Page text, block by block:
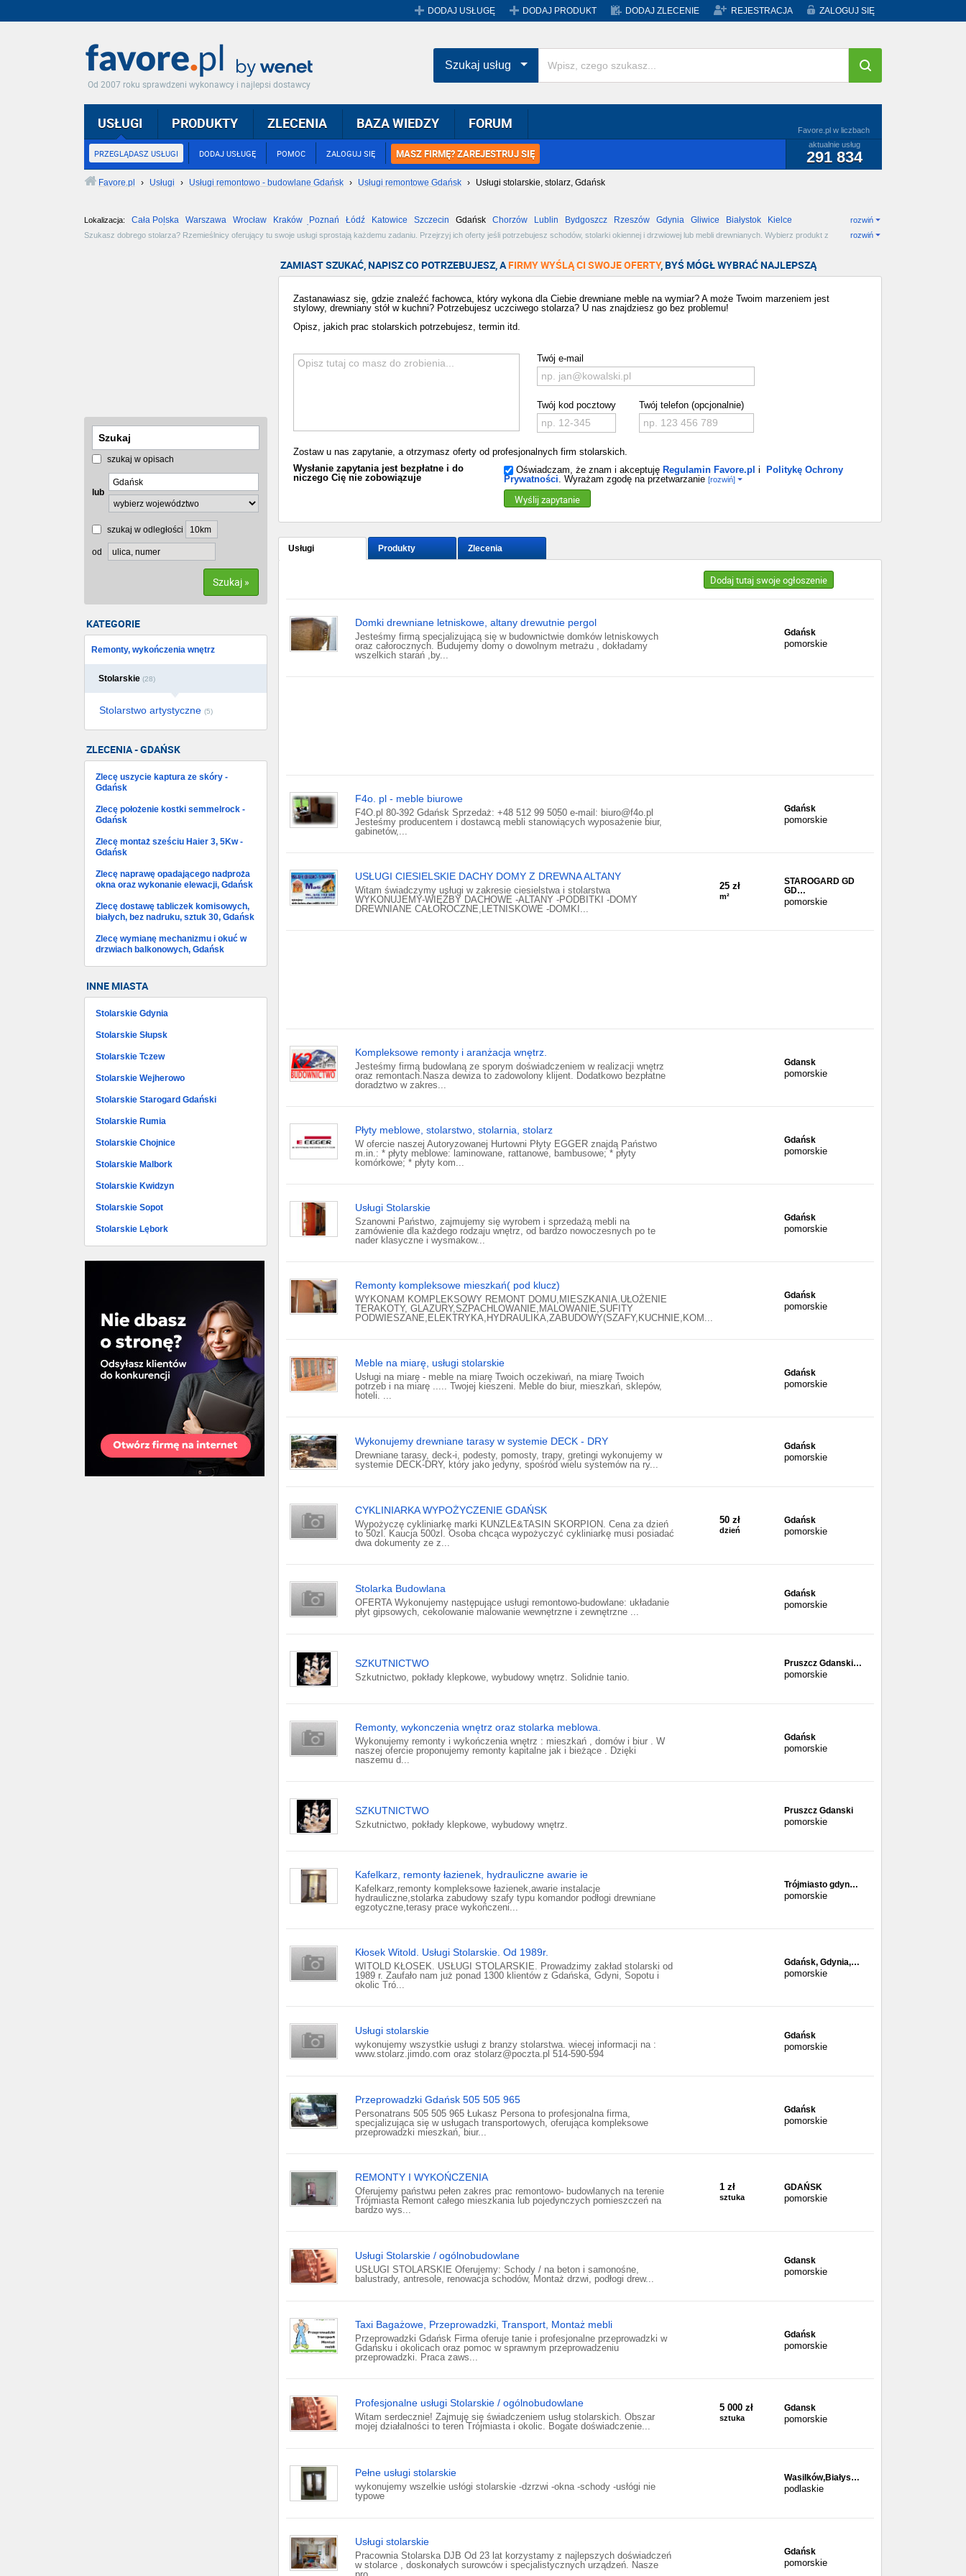
DODAJ USŁUGĘ DODAJ PRODUKT DODAJ ZLECENIE REJESTRACJA ZALOGUJ SIĘ
Od 2007 roku sprawdzeni wykonawcy i najlepsi dostawcy
USŁUGI
PRZEGLĄDASZ USŁUGI DODAJ USŁUGĘ POMOC ZALOGUJ SIĘ MASZ FIRMĘ? ZAREJESTRUJ SIĘ
Favore.pl w liczbach
aktualnie usług
291 834
PRODUKTY ZLECENIA BAZA WIEDZY FORUM
Szukaj usług
Favore.pl › Usługi › Usługi remontowo - budowlane Gdańsk › Usługi remontowe Gdańsk › Usługi stolarskie, stolarz, Gdańsk
Lokalizacja: Cała Polska Warszawa Wrocław Kraków Poznań Łódź Katowice Szczecin Gdańsk Chorzów Lublin Bydgoszcz Rzeszów Gdynia Gliwice Białystok
Kielce
rozwiń
Szukasz dobrego stolarza? Rzemieślnicy oferujący tu swoje usługi sprostają każdemu zadaniu. Przejrzyj ich oferty jeśli potrzebujesz schodów, stolarki okiennej i drzwiowej lub mebli drewnianych. Wybierz produkt z
rozwiń
szukaj w opisach
lub
szukaj w odległości
od
Szukaj »
KATEGORIE
Remonty, wykończenia wnętrz
Stolarskie (28)
Stolarstwo artystyczne (5)
ZLECENIA - GDAŃSK
Zlecę uszycie kaptura ze skóry -
Gdańsk
Zlecę położenie kostki semmelrock -
Gdańsk
Zlecę montaż sześciu Haier 3, 5Kw -
Gdańsk
Zlecę naprawę opadającego nadproża
okna oraz wykonanie elewacji, Gdańsk
Zlecę dostawę tabliczek komisowych,
białych, bez nadruku, sztuk 30, Gdańsk
Zlecę wymianę mechanizmu i okuć w
drzwiach balkonowych, Gdańsk
INNE MIASTA
Stolarskie Gdynia
Stolarskie Słupsk
Stolarskie Tczew
Stolarskie Wejherowo
Stolarskie Starogard Gdański
Stolarskie Rumia
Stolarskie Chojnice
Stolarskie Malbork
Stolarskie Kwidzyn
Stolarskie Sopot
Stolarskie Lębork
ZAMIAST SZUKAĆ, NAPISZ CO POTRZEBUJESZ, AFIRMY WYŚLĄ CI SWOJE OFERTY, BYŚ MÓGŁ WYBRAĆ NAJLEPSZĄ
Zastanawiasz się, gdzie znaleźć fachowca, który wykona dla Ciebie drewniane meble na wymiar? A może Twoim marzeniem jest
stylowy, drewniany stół w kuchni? Potrzebujesz uczciwego stolarza? U nas znajdziesz go bez problemu!
Opisz, jakich prac stolarskich potrzebujesz, termin itd.
Twój e-mail
Twój kod pocztowy Twój telefon (opcjonalnie)
Zostaw u nas zapytanie, a otrzymasz oferty od profesjonalnych firm stolarskich.
Wysłanie zapytania jest bezpłatne i do
niczego Cię nie zobowiązuje
Oświadczam, że znam i akceptuję Regulamin Favore.pl i
Politykę Ochrony
Prywatności. Wyrażam zgodę na przetwarzanie [rozwiń]
Wyślij zapytanie
Usługi Produkty Zlecenia
Dodaj tutaj swoje ogłoszenie
Domki drewniane letniskowe, altany drewutnie pergol
Jesteśmy firmą specjalizującą się w budownictwie domków letniskowych
oraz całorocznych. Budujemy domy o dowolnym metrażu , dokładamy
wszelkich starań ,by...
Gdańsk
pomorskie
F4o. pl - meble biurowe
F4O.pl 80-392 Gdańsk Sprzedaż: +48 512 99 5050 e-mail: biuro@f4o.pl
Jesteśmy producentem i dostawcą mebli stanowiących wyposażenie biur,
gabinetów,...
Gdańsk
pomorskie
USŁUGI CIESIELSKIE DACHY DOMY Z DREWNA ALTANY
Witam świadczymy usługi w zakresie ciesielstwa i stolarstwa
WYKONUJEMY-WIĘŹBY DACHOWE -ALTANY -PODBITKI -DOMY
DREWNIANE CAŁOROCZNE,LETNISKOWE -DOMKI...
25 zł
m²
STAROGARD GD
GD…
pomorskie
Kompleksowe remonty i aranżacja wnętrz.
Jesteśmy firmą budowlaną ze sporym doświadczeniem w realizacji wnętrz
oraz remontach.Nasza dewiza to zadowolony klijent. Dodatkowo bezpłatne
doradztwo w zakres...
Gdansk
pomorskie
Płyty meblowe, stolarstwo, stolarnia, stolarz
W ofercie naszej Autoryzowanej Hurtowni Płyty EGGER znajdą Państwo
m.in.: * płyty meblowe: laminowane, rattanowe, bambusowe; * płyty
komórkowe; * płyty kom...
Gdańsk
pomorskie
Usługi Stolarskie
Szanowni Państwo, zajmujemy się wyrobem i sprzedażą mebli na
zamówienie dla każdego rodzaju wnętrz, od bardzo nowoczesnych po te
nader klasyczne i wysmakow...
Gdańsk
pomorskie
Remonty kompleksowe mieszkań( pod klucz)
WYKONAM KOMPLEKSOWY REMONT DOMU,MIESZKANIA.UŁOŻENIE
TERAKOTY, GLAZURY,SZPACHLOWANIE,MALOWANIE,SUFITY
PODWIESZANE,ELEKTRYKA,HYDRAULIKA,ZABUDOWY(SZAFY,KUCHNIE,KOM...
Gdańsk
pomorskie
Meble na miarę, usługi stolarskie
Usługi na miarę - meble na miarę Twoich oczekiwań, na miarę Twoich
potrzeb i na miarę ..... Twojej kieszeni. Meble do biur, mieszkań, sklepów,
hoteli. ...
Gdańsk
pomorskie
Wykonujemy drewniane tarasy w systemie DECK - DRY
Drewniane tarasy, deck-i, podesty, pomosty, trapy, gretingi wykonujemy w
systemie DECK-DRY, który jako jedyny, spośród wielu systemów na ry...
Gdańsk
pomorskie
CYKLINIARKA WYPOŻYCZENIE GDAŃSK
Wypożyczę cykliniarkę marki KUNZLE&TASIN SKORPION. Cena za dzień
to 50zl. Kaucja 500zl. Osoba chcąca wypożyczyć cykliniarkę musi posiadać
dwa dokumenty ze z...
50 zł
dzień
Gdańsk
pomorskie
Stolarka Budowlana
OFERTA Wykonujemy następujące usługi remontowo-budowlane: układanie
płyt gipsowych, cekolowanie malowanie wewnętrzne i zewnętrzne ...
Gdańsk
pomorskie
SZKUTNICTWO
Szkutnictwo, pokłady klepkowe, wybudowy wnętrz. Solidnie tanio.
Pruszcz Gdanski…
pomorskie
Remonty, wykonczenia wnętrz oraz stolarka meblowa.
Wykonujemy remonty i wykończenia wnętrz : mieszkań , domów i biur . W
naszej ofercie proponujemy remonty kapitalne jak i bieżące . Dzięki
naszemu d...
Gdańsk
pomorskie
SZKUTNICTWO
Szkutnictwo, pokłady klepkowe, wybudowy wnętrz.
Pruszcz Gdanski
pomorskie
Kafelkarz, remonty łazienek, hydrauliczne awarie ie
Kafelkarz,remonty kompleksowe łazienek,awarie instalacje
hydrauliczne,stolarka zabudowy szafy typu komandor podłogi drewniane
egzotyczne,terasy prace wykończeni...
Trójmiasto gdyn…
pomorskie
Kłosek Witold. Usługi Stolarskie. Od 1989r.
WITOLD KŁOSEK. USŁUGI STOLARSKIE. Prowadzimy zakład stolarski od
1989 r. Zaufało nam już ponad 1300 klientów z Gdańska, Gdyni, Sopotu i
okolic Tró...
Gdańsk, Gdynia,…
pomorskie
Usługi stolarskie
wykonujemy wszystkie usługi z branzy stolarstwa. wiecej informacji na :
www.stolarz.jimdo.com oraz stolarz@poczta.pl 514-590-594
Gdańsk
pomorskie
Przeprowadzki Gdańsk 505 505 965
Personatrans 505 505 965 Łukasz Persona to profesjonalna firma,
specjalizująca się w usługach transportowych, oferująca kompleksowe
przeprowadzki mieszkań, biur...
Gdańsk
pomorskie
REMONTY I WYKOŃCZENIA
Oferujemy państwu pełen zakres prac remontowo- budowlanych na terenie
Trójmiasta Remont całego mieszkania lub pojedynczych pomieszczeń na
bardzo wys...
1 zł
sztuka
GDAŃSK
pomorskie
Usługi Stolarskie / ogólnobudowlane
USŁUGI STOLARSKIE Oferujemy: Schody / na beton i samonośne,
balustrady, antresole, renowacja schodów, Montaż drzwi, podłogi drew...
Gdansk
pomorskie
Taxi Bagażowe, Przeprowadzki, Transport, Montaż mebli
Przeprowadzki Gdańsk Firma oferuje tanie i profesjonalne przeprowadzki w
Gdańsku i okolicach oraz pomoc w sprawnym przeprowadzeniu
przeprowadzki. Praca zaws...
Gdańsk
pomorskie
Profesjonalne usługi Stolarskie / ogólnobudowlane
Witam serdecznie! Zajmuję się świadczeniem usług stolarskich. Obszar
mojej działalności to teren Trójmiasta i okolic. Bogate doświadczenie...
5 000 zł
sztuka
Gdansk
pomorskie
Pełne usługi stolarskie
wykonujemy wszelkie usłógi stolarskie -dzrzwi -okna -schody -usłógi nie
typowe
Wasilków,Białys…
podlaskie
Usługi stolarskie
Pracownia Stolarska DJB Od 23 lat korzystamy z najlepszych doświadczeń
w stolarce , doskonałych surowców i specjalistycznych urządzeń. Nasze
Gdańsk
pomorskie